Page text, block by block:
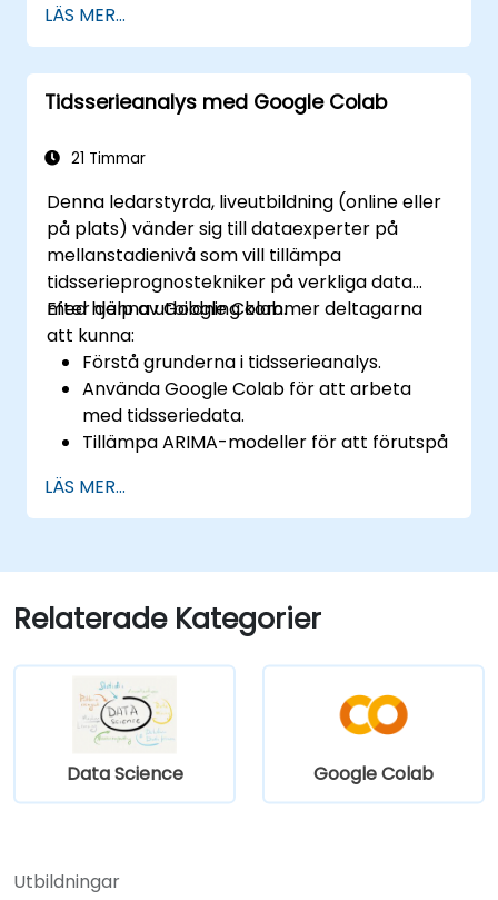
Utveckla intelligenta agenter som lär sig
genom försök och fel.
Optimera agenter genom avancerade
tekniker som Q-learning och deep Q-
Träna agenter i simuleringar med OpenAI
Implementera förstärkande
inlärningsmodeller för praktiska
tillämpningar.
LÄS MER...
Tidsserieanalys med Google Colab
21 Timmar
Denna ledarstyrda, liveutbildning (online eller
på plats) vänder sig till dataexperter på
mellanstadienivå som vill tillämpa
tidsserieprognostekniker på verkliga data
med hjälp av Google Colab.
Efter denna utbildning kommer deltagarna
att kunna:
Förstå grunderna i tidsserieanalys.
Använda Google Colab för att arbeta
med tidsseriedata.
Tillämpa ARIMA-modeller för att förutspå
Använda Facebooks Prophet-bibliotek
för flexibel prognostik.
prognosresultat.
LÄS MER...
Relaterade Kategorier
Data Science Google Colab
Utbildningar